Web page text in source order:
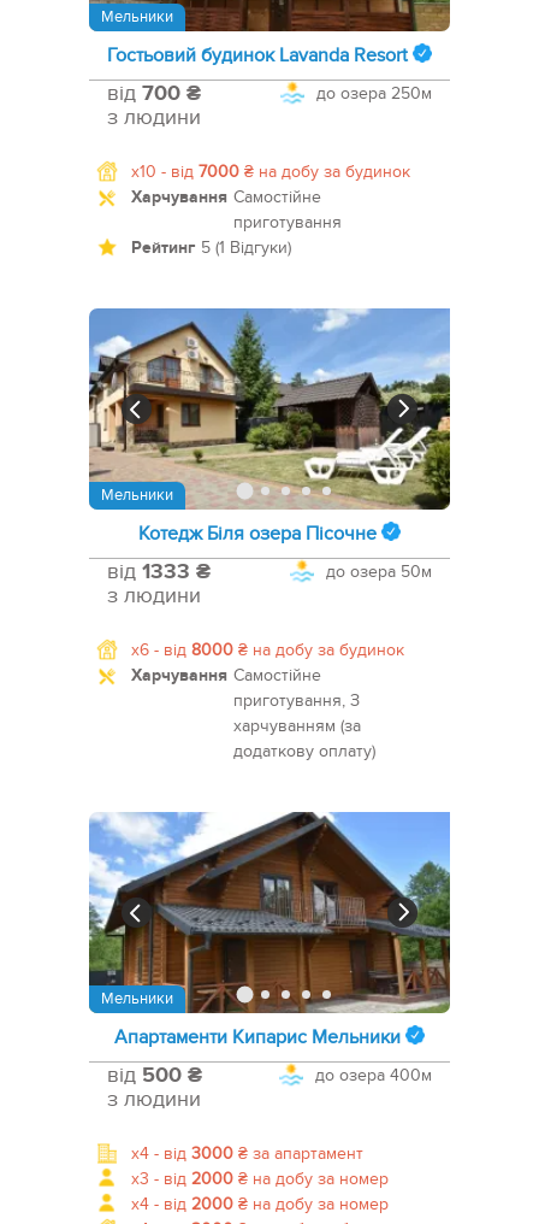
Мельники
Гостьовий будинок Lavanda Resort
до озера 250м
від 700 ₴
з людини
x10 - від 7000 ₴ на добу за будинок
Харчування Самостійне
приготування
Рейтинг 5 (1 Відгуки)
Мельники
Котедж Біля озера Пісочне
до озера 50м
від 1333 ₴
з людини
x6 - від 8000 ₴ на добу за будинок
Харчування Самостійне
приготування, З
харчуванням (за
додаткову оплату)
Мельники
Апартаменти Кипарис Мельники
до озера 400м
від 500 ₴
з людини
x4 - від 3000 ₴ за апартамент
x3 - від 2000 ₴ на добу за номер
x4 - від 2000 ₴ на добу за номер